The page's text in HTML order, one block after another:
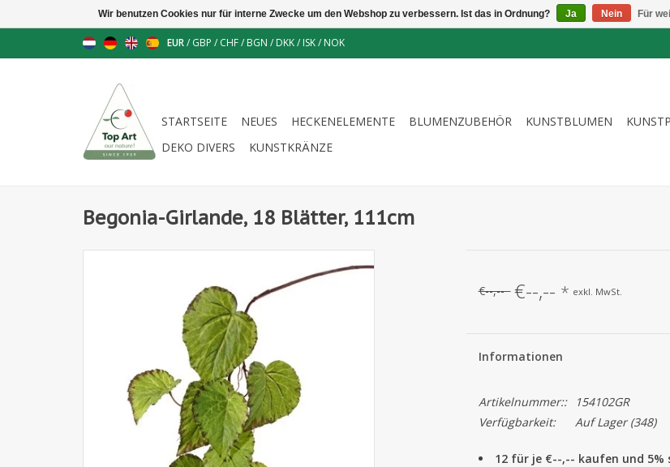
EUR/ GBP / CHF/ BGN / DKK/ ISK/ NOK
STARTSEITE NEUES HECKENELEMENTE BLUMENZUBEHÖR KUNSTBLUMEN
DEKO DIVERS
KUNSTKRÄNZE
Begonia-Girlande, 18 Blätter, 111cm
€--,-- €--,-- * exkl. MwSt.
Informationen
Artikelnummer::
154102GR
Verfügbarkeit:
Auf Lager(348)
12 für je €--,-- kaufen und 5%
Wir benutzen Cookies nur für interne Zwecke um den Webshop zu verbessern. Ist das in Ordnung? Ja Nein Für